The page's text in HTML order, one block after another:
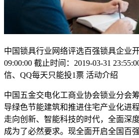
中国锁具行业网络评选百强锁具企业
09:00:00 截止时间：2019-03-31
信、QQ每天只能投1票 活动介绍
中国五金交电化工商业协会锁业分会
导绿色节能建筑和推进住宅产业化进
走向创新、智能科技的时代，全面深
成为了必然要求。现全面开启全国百